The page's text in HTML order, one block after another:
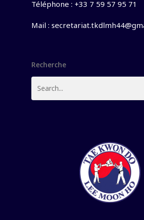
Téléphone : +33 7 59 57 95 71
Mail :
Recherche